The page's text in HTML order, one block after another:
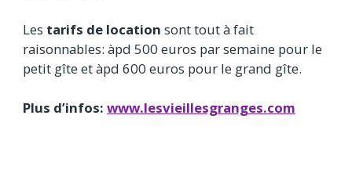
Les tarifs de location sont tout à fait
raisonnables: àpd 500 euros par semaine pour le
petit gîte et àpd 600 euros pour le grand gîte.
Plus d’infos: www.lesvieillesgranges.com